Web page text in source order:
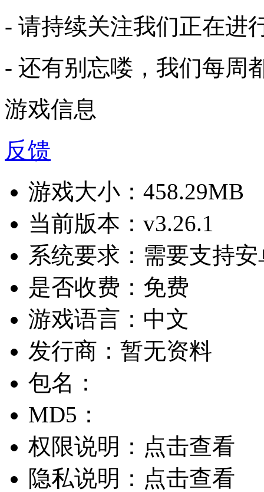
- 请持续关注我们正在进
- 还有别忘喽，我们每周
游戏信息
反馈
游戏大小： 458.29MB
当前版本： v3.26.1
系统要求： 需要支持
是否收费： 免费
游戏语言： 中文
发行商： 暂无资料
包名：
MD5：
权限说明： 点击查看
隐私说明： 点击查看